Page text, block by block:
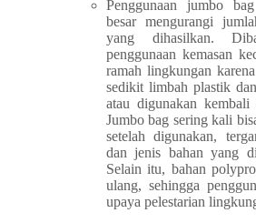
Penggunaan jumbo
besar mengurangi
yang dihasilkan.
penggunaan kemasan
ramah lingkungan
sedikit limbah plastik
atau digunakan kembali
Jumbo bag sering kali
setelah digunakan,
dan jenis bahan yang
Selain itu, bahan
ulang, sehingga
upaya pelestarian